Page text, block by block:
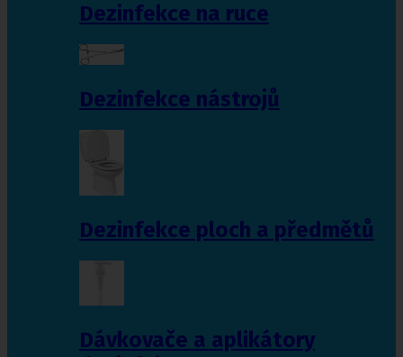
Dezinfekce na ruce
Dezinfekce nástrojů
Dezinfekce ploch a předmětů
Dávkovače a aplikátory